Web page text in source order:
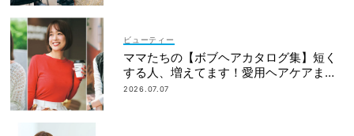
ビューティー
ママたちの【ボブヘアカタログ集】短く
する人、増えてます！愛用ヘアケアまで
全部見せ
2026.07.07